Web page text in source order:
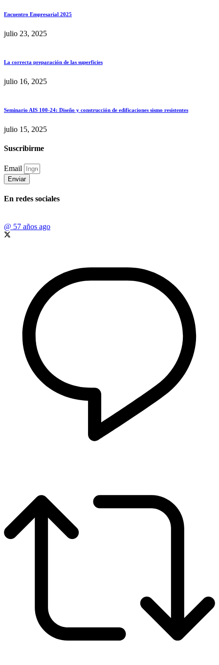
Encuentro Empresarial 2025
julio 23, 2025
La correcta preparación de las superficies
julio 16, 2025
Seminario AIS 100-24: Diseño y construcción de edificaciones sismo resistentes
julio 15, 2025
Suscribirme
Email
Enviar
En redes sociales
@ 57 años ago